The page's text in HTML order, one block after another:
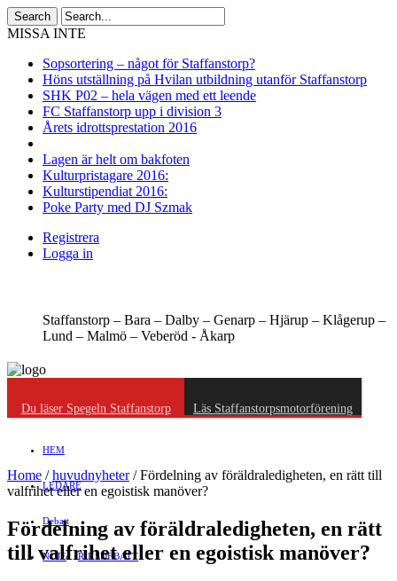
MISSA INTE
Sopsortering – något för Staffanstorp?
Höns utställning på Hvilan utbildning utanför Staffanstorp
SHK P02 – hela vägen med ett leende
FC Staffanstorp upp i division 3
Årets idrottsprestation 2016
Lagen är helt om bakfoten
Kulturpristagare 2016:
Kulturstipendiat 2016:
Poke Party med DJ Szmak
Registrera
Logga in
Staffanstorp – Bara – Dalby – Genarp – Hjärup – Klågerup –
Lund – Malmö – Veberöd - Åkarp
Du läser Spegeln Staffanstorp Läs Staffanstorpsmotorförening
HEM
LEDARE
Debatt
RIKSDEBATT
NÖJE
Home /huvudnyheter/Fördelning av föräldraledigheten, en rätt till
valfrihet eller en egoistisk manöver?
Fördelning av föräldraledigheten, en rätt
till valfrihet eller en egoistisk manöver?